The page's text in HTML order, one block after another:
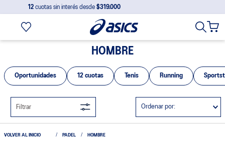
12 cuotas sin interés desde $319.000
HOMBRE
Oportunidades 12 cuotas Tenis Running
Filtrar Ordenar por
PADEL HOMBRE